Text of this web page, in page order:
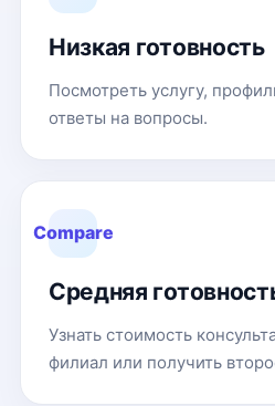
Низкая готовность
Посмотреть услугу,
ответы на вопросы.
Compare
Средняя
Узнать стоимость
филиал или получить